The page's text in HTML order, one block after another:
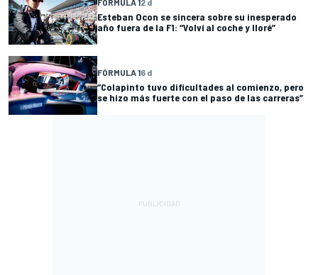
FÓRMULA 12 d
Esteban Ocon se sincera sobre su inesperado
año fuera de la F1: “Volví al coche y lloré”
FÓRMULA 16 d
“Colapinto tuvo dificultades al comienzo, pero
se hizo más fuerte con el paso de las carreras”